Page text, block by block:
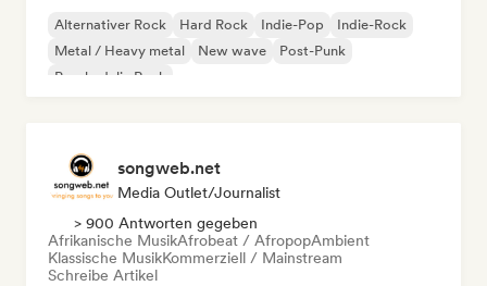
Alternativer Rock Hard Rock Indie-Pop
Indie-Rock
Metal / Heavy metal
New wave
Post-Punk
Psychedelic Rock
songweb.net
Media Outlet/Journalist
> 900 Antworten gegeben
Afrikanische MusikAfrobeat / AfropopAmbient
Klassische MusikKommerziell / Mainstream
Schreibe Artikel